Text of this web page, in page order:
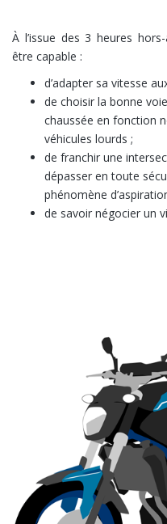
À l’issue des 3 heures
être capable :
d’adapter sa vitesse
de choisir la bonne
chaussée en fonction
véhicules lourds ;
de franchir une
dépasser en toute
phénomène
de savoir négocier un